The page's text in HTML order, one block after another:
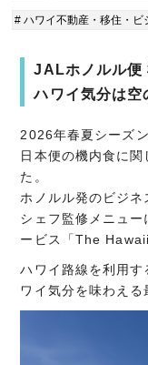
# ハワイ不動産・移住・ビ
JALホノルル便
ハワイ気分は空
2026年春夏シーズ
日本便の機内食に
た。
ホノルル発のビジ
シェフ監修メニュ
ービス「The
ハワイ路線を利用
ワイ気分を味わえる